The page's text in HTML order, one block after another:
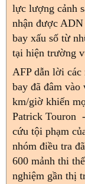
lực lượng cảnh
nhận được
bay xấu số từ
tại hiện trường
AFP dẫn lời các
bay đã đâm
km/giờ khiến
Patrick Touron
cứu tội phạm
nhóm điều tra
600 mảnh thi
nghiệm gần thị